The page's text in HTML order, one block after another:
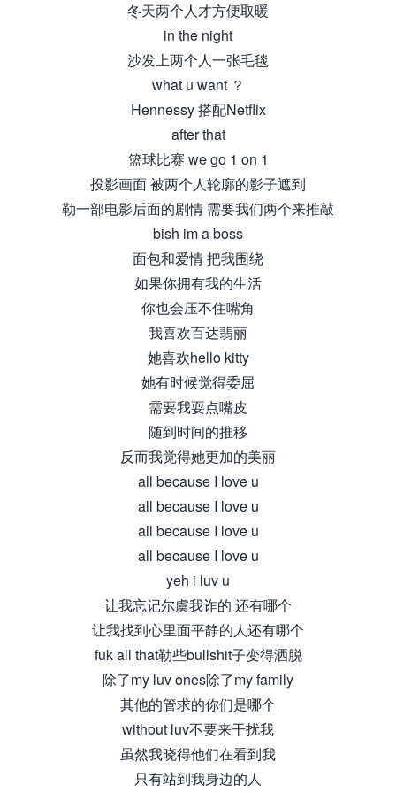
冬天两个人才方便取暖
in the night
沙发上两个人一张毛毯
what u want ？
Hennessy 搭配Netflix
after that
篮球比赛 we go 1 on 1
投影画面 被两个人轮廓的影子遮到
勒一部电影后面的剧情 需要我们两个来推敲
bish im a boss
面包和爱情 把我围绕
如果你拥有我的生活
你也会压不住嘴角
我喜欢百达翡丽
她喜欢hello kitty
她有时候觉得委屈
需要我耍点嘴皮
随到时间的推移
反而我觉得她更加的美丽
all because I love u
all because I love u
all because I love u
all because I love u
yeh i luv u
让我忘记尔虞我诈的 还有哪个
让我找到心里面平静的人还有哪个
fuk all that勒些bullshit子变得洒脱
除了my luv ones除了my family
其他的管求的你们是哪个
without luv不要来干扰我
虽然我晓得他们在看到我
只有站到我身边的人